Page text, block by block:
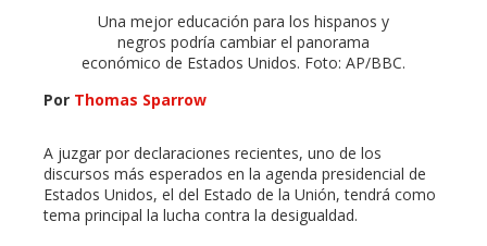
Una mejor educación para los hispanos y
negros podría cambiar el panorama
económico de Estados Unidos. Foto: AP/BBC.
Por Thomas Sparrow
A juzgar por declaraciones recientes, uno de los
discursos más esperados en la agenda presidencial de
Estados Unidos, el del Estado de la Unión, tendrá como
tema principal la lucha contra la desigualdad.